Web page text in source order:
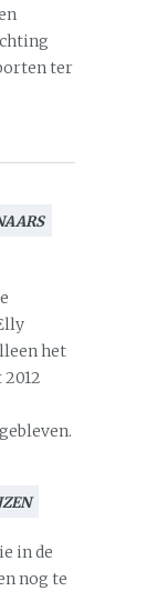
ter
het
in de
nog te